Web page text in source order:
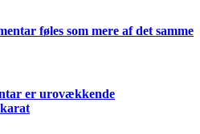
føles som mere af det samme
er urovækkende